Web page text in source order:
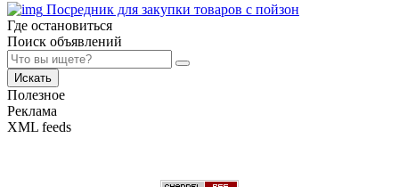
Посредник для закупки товаров с пойзон
Где остановиться
Поиск объявлений
Искать
Полезное
Реклама
XML feeds